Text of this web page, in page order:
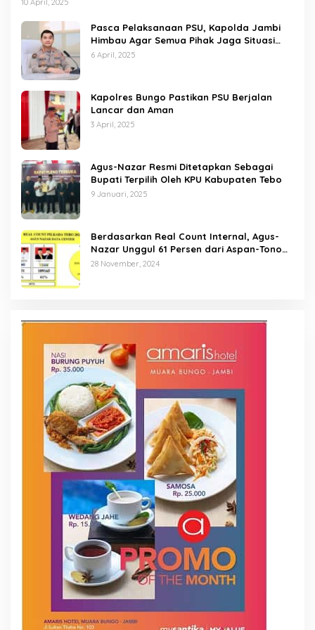
Pasca Pelaksanaan PSU, Kapolda Jambi
Himbau Agar Semua Pihak Jaga Situasi
Kamtibmas
6 April, 2025
Kapolres Bungo Pastikan PSU Berjalan
Lancar dan Aman
3 April, 2025
Agus-Nazar Resmi Ditetapkan Sebagai
Bupati Terpilih Oleh KPU Kabupaten Tebo
9 Januari, 2025
Berdasarkan Real Count Internal, Agus-
Nazar Unggul 61 Persen dari Aspan-Tono
Hanya 39 Persen
28 November, 2024